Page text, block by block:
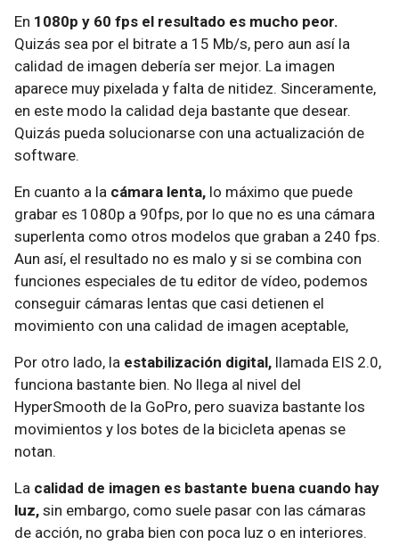
En 1080p y 60 fps el resultado es mucho peor.
Quizás sea por el bitrate a 15 Mb/s, pero aun así la
calidad de imagen debería ser mejor. La imagen
aparece muy pixelada y falta de nitidez. Sinceramente,
en este modo la calidad deja bastante que desear.
Quizás pueda solucionarse con una actualización de
software.
En cuanto a la cámara lenta, lo máximo que puede
grabar es 1080p a 90fps, por lo que no es una cámara
superlenta como otros modelos que graban a 240 fps.
Aun así, el resultado no es malo y si se combina con
funciones especiales de tu editor de vídeo, podemos
conseguir cámaras lentas que casi detienen el
movimiento con una calidad de imagen aceptable,
Por otro lado, la estabilización digital, llamada EIS 2.0,
funciona bastante bien. No llega al nivel del
HyperSmooth de la GoPro, pero suaviza bastante los
movimientos y los botes de la bicicleta apenas se
notan.
La calidad de imagen es bastante buena cuando hay
luz, sin embargo, como suele pasar con las cámaras
de acción, no graba bien con poca luz o en interiores.